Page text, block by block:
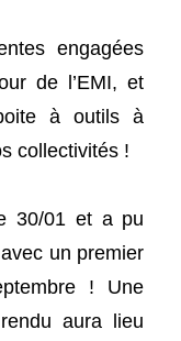
engagées
de l’EMI, et
à outils à
collectivités !
30/01 et a pu
un premier
! Une
aura lieu